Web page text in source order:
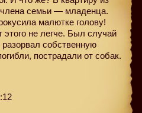
семьи — младенца.
малютке голову!
не легче. Был случай
разорвал собственную
пострадали от собак.